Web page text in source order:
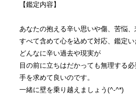
【鑑定内容】
あなたの抱える辛い思いや傷、苦悩、
すべて含めて心を込めて対応、鑑定い
どんなに辛い過去や現実が
目の前に立ちはだかっても無理する
手を求めて良いのです。
一緒に壁を乗り越えましょう(^-^*)